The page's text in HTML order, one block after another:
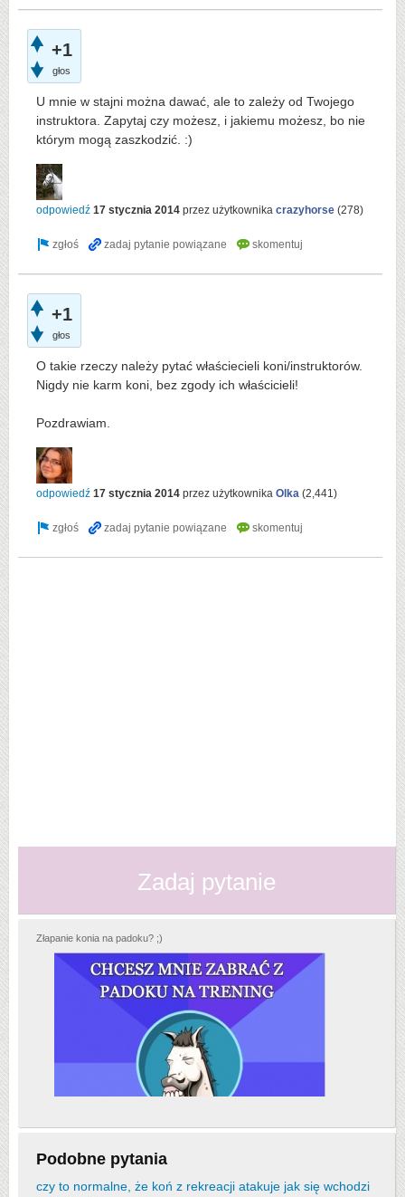
+1
głos
U mnie w stajni można dawać, ale to zależy od Twojego
instruktora. Zapytaj czy możesz, i jakiemu możesz, bo nie
którym mogą zaszkodzić. :)
odpowiedź 17 stycznia 2014 przez użytkownika crazyhorse (278)
+1
głos
O takie rzeczy należy pytać właściecieli koni/instruktorów.
Nigdy nie karm koni, bez zgody ich właścicieli!
Pozdrawiam.
odpowiedź 17 stycznia 2014 przez użytkownika Olka (2,441)
Zadaj pytanie
Złapanie konia na padoku? ;)
Podobne pytania
czy to normalne, że koń z rekreacji atakuje jak się wchodzi